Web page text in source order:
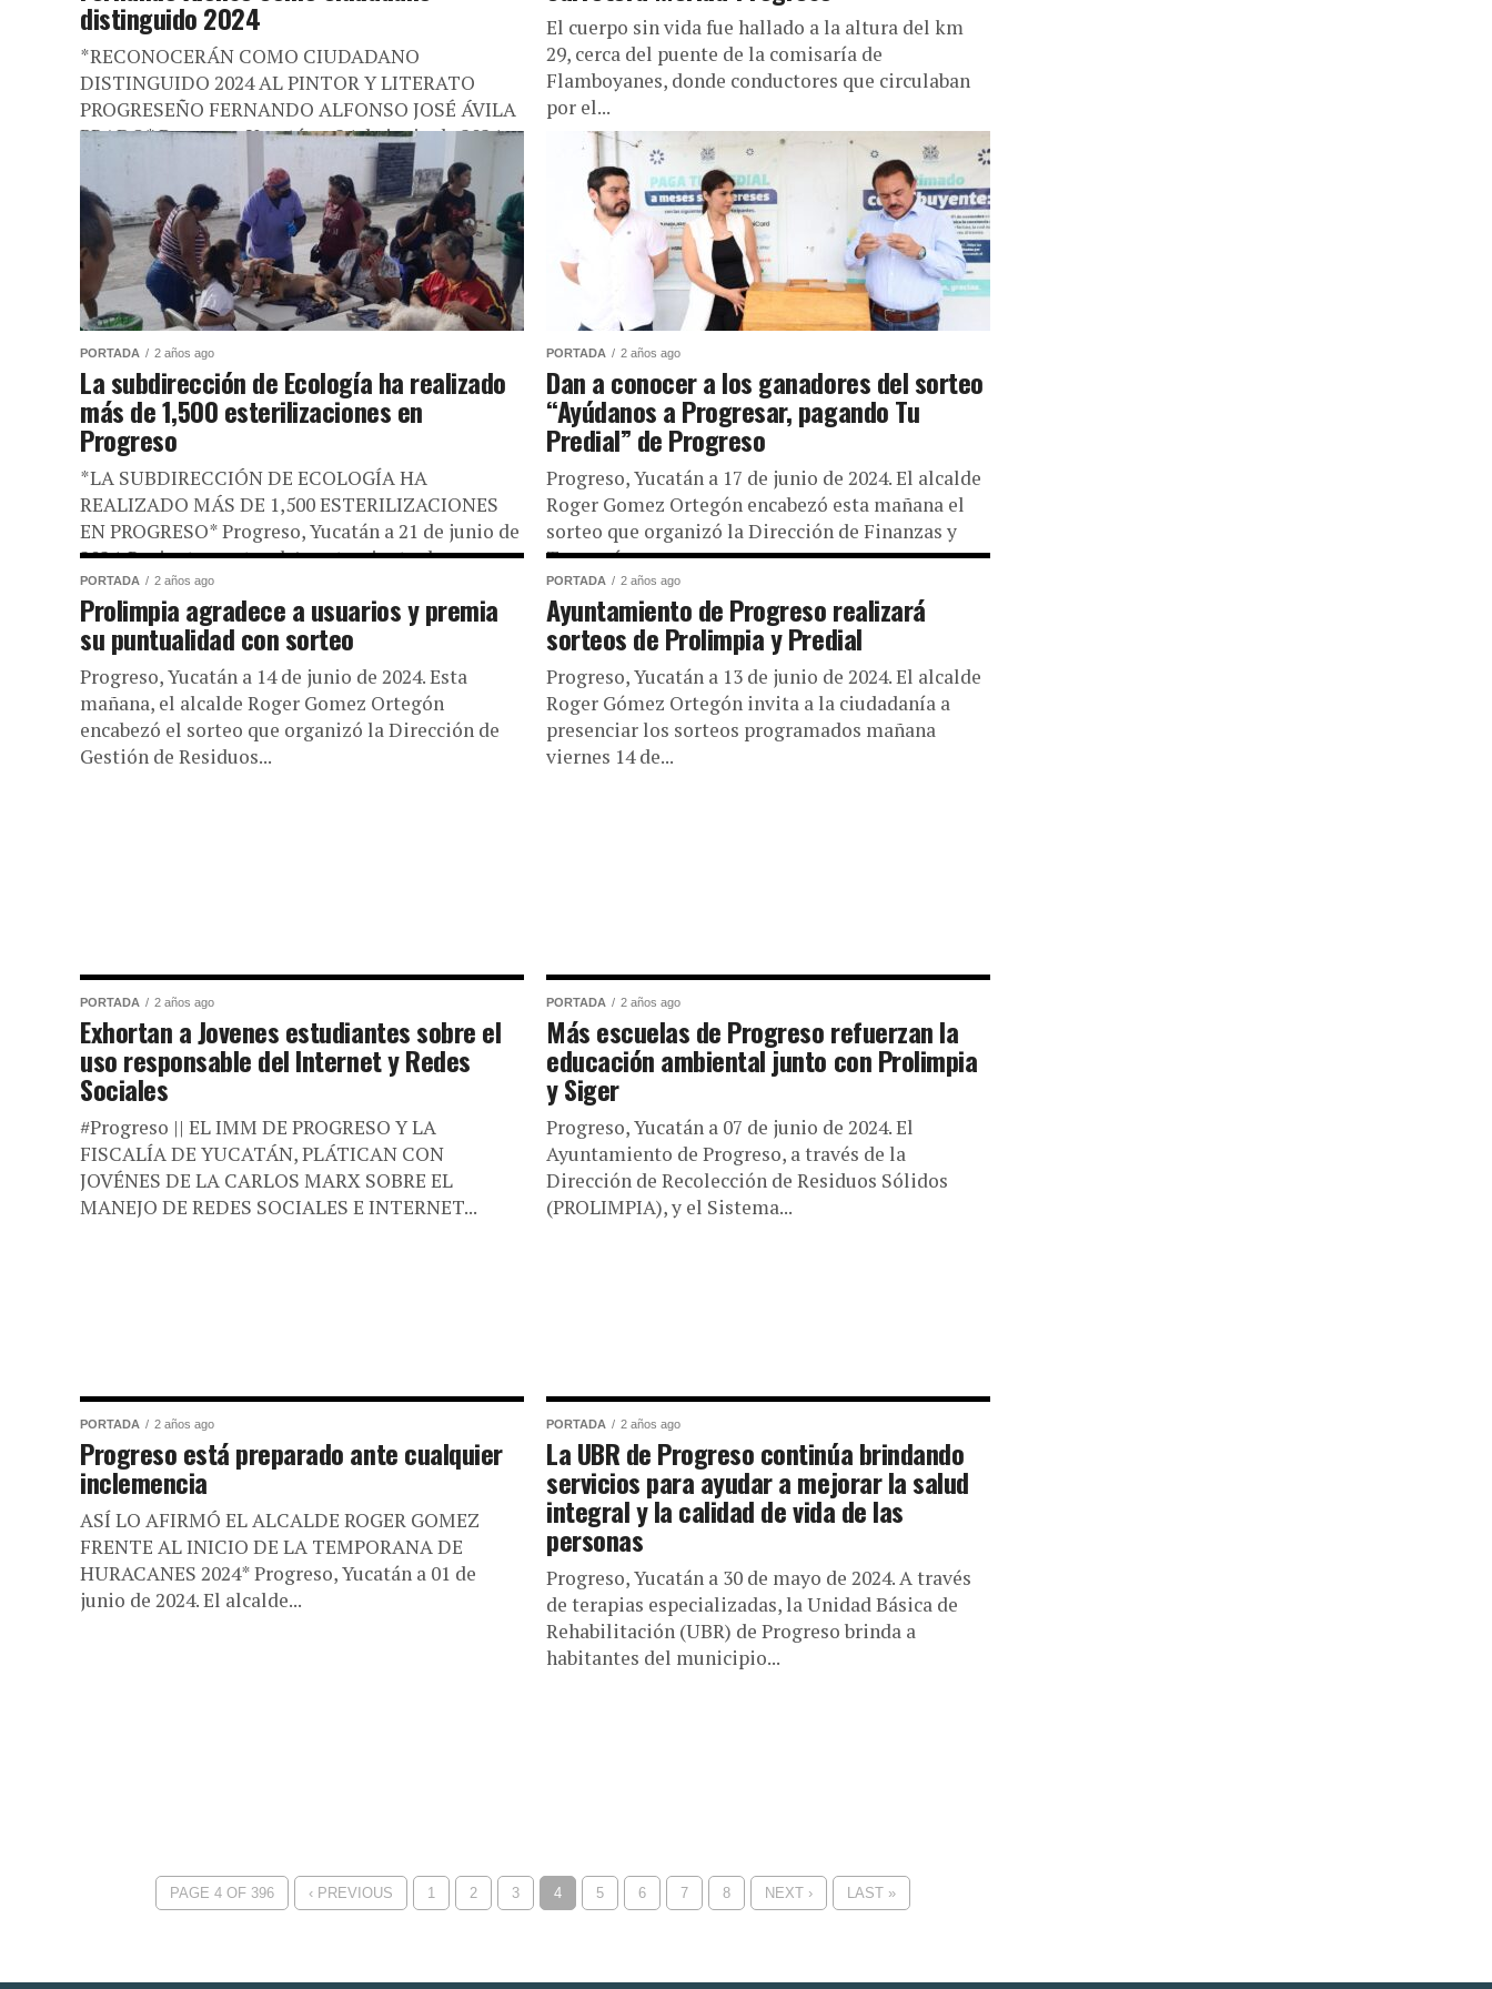
distinguido 2024
*RECONOCERÁN COMO CIUDADANO
DISTINGUIDO 2024 AL PINTOR Y LITERATO
PROGRESEÑO FERNANDO ALFONSO JOSÉ ÁVILA
PRADO* Progreso, Yucatán a 24 de junio de 2024.
El pintor progreseño,...
El cuerpo sin vida fue hallado a la altura del km
29, cerca del puente de la comisaría de
Flamboyanes, donde conductores que circulaban
por el...
PORTADA 2 años ago
La subdirección de Ecología ha realizado
más de 1,500 esterilizaciones en
Progreso
*LA SUBDIRECCIÓN DE ECOLOGÍA HA
REALIZADO MÁS DE 1,500 ESTERILIZACIONES
EN PROGRESO* Progreso, Yucatán a 21 de junio de
2024. Recientemente, el Ayuntamiento de
Progreso, a...
PORTADA 2 años ago
Dan a conocer a los ganadores del sorteo
“Ayúdanos a Progresar, pagando Tu
Predial” de Progreso
Progreso, Yucatán a 17 de junio de 2024. El alcalde
Roger Gomez Ortegón encabezó esta mañana el
sorteo que organizó la Dirección de Finanzas y
Tesorería...
PORTADA 2 años ago
Prolimpia agradece a usuarios y premia
su puntualidad con sorteo
Progreso, Yucatán a 14 de junio de 2024. Esta
mañana, el alcalde Roger Gomez Ortegón
encabezó el sorteo que organizó la Dirección de
Gestión de Residuos...
PORTADA 2 años ago
Ayuntamiento de Progreso realizará
sorteos de Prolimpia y Predial
Progreso, Yucatán a 13 de junio de 2024. El alcalde
Roger Gómez Ortegón invita a la ciudadanía a
presenciar los sorteos programados mañana
viernes 14 de...
PORTADA 2 años ago
Exhortan a Jovenes estudiantes sobre el
uso responsable del Internet y Redes
Sociales
#Progreso || EL IMM DE PROGRESO Y LA
FISCALÍA DE YUCATÁN, PLÁTICAN CON
JOVÉNES DE LA CARLOS MARX SOBRE EL
MANEJO DE REDES SOCIALES E INTERNET...
PORTADA 2 años ago
Más escuelas de Progreso refuerzan la
educación ambiental junto con Prolimpia
y Siger
Progreso, Yucatán a 07 de junio de 2024. El
Ayuntamiento de Progreso, a través de la
Dirección de Recolección de Residuos Sólidos
(PROLIMPIA), y el Sistema...
PORTADA 2 años ago
Progreso está preparado ante cualquier
inclemencia
ASÍ LO AFIRMÓ EL ALCALDE ROGER GOMEZ
FRENTE AL INICIO DE LA TEMPORANA DE
HURACANES 2024* Progreso, Yucatán a 01 de
junio de 2024. El alcalde...
PORTADA 2 años ago
La UBR de Progreso continúa brindando
servicios para ayudar a mejorar la salud
integral y la calidad de vida de las
personas
Progreso, Yucatán a 30 de mayo de 2024. A través
de terapias especializadas, la Unidad Básica de
Rehabilitación (UBR) de Progreso brinda a
habitantes del municipio...
PAGE 4 OF 396 ‹ PREVIOUS 1 2 3 4 5 6 7 8 NEXT › LAST »